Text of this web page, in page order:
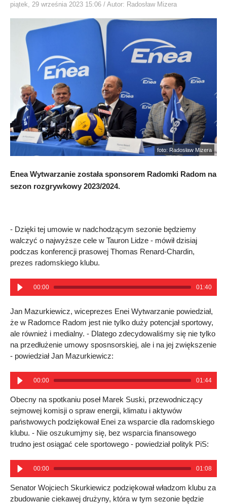
piątek, 29 września 2023 15:06 / Autor: Radosław Mizera
foto: Radosław Mizera
Enea Wytwarzanie została sponsorem Radomki Radom na
sezon rozgrywkowy 2023/2024.
- Dzięki tej umowie w nadchodzącym sezonie będziemy
walczyć o najwyższe cele w Tauron Lidze - mówił dzisiaj
podczas konferencji prasowej Thomas Renard-Chardin,
prezes radomskiego klubu.
00:00 01:40
Jan Mazurkiewicz, wiceprezes Enei Wytwarzanie powiedział,
że w Radomce Radom jest nie tylko duży potencjał sportowy,
ale również i medialny. - Dlatego zdecydowaliśmy się nie tylko
na przedłużenie umowy sposnsorskiej, ale i na jej zwiększenie
- powiedział Jan Mazurkiewicz:
00:00 01:44
Obecny na spotkaniu poseł Marek Suski, przewodniczący
sejmowej komisji o spraw energii, klimatu i aktywów
państwowych podziękował Enei za wsparcie dla radomskiego
klubu. - Nie oszukumjmy się, bez wsparcia finansowego
trudno jest osiągać cele sportowego - powiedział polityk PiS:
00:00 01:08
Senator Wojciech Skurkiewicz podziękował władzom klubu za
zbudowanie ciekawej drużyny, która w tym sezonie będzie